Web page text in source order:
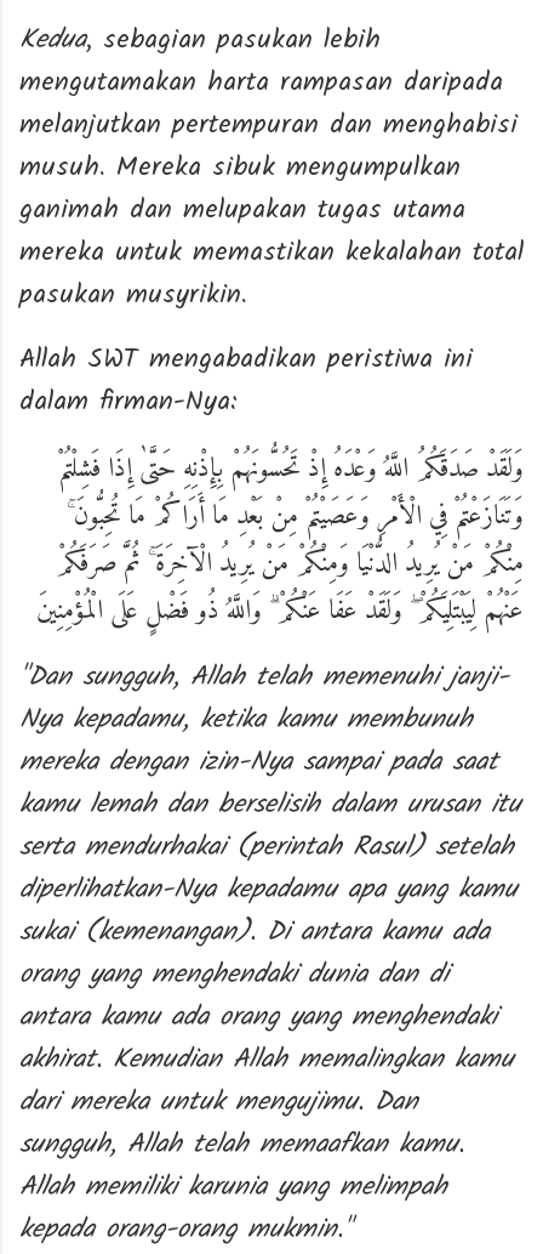
Kedua, sebagian pasukan lebih
mengutamakan harta rampasan daripada
melanjutkan pertempuran dan menghabisi
musuh. Mereka sibuk mengumpulkan
ganimah dan melupakan tugas utama
mereka untuk memastikan kekalahan total
pasukan musyrikin.
Allah SWT mengabadikan peristiwa ini
dalam firman-Nya:
وَلَقَدْ صَدَقَكُمُ اللَّهُ وَعْدَهُ إِذْ تَحُسُّونَهُمْ بِإِذْنِهِ حَتَّىٰ إِذَا فَشِلْتُمْ
وَتَنَازَعْتُمْ فِي الْأَمْرِ وَعَصَيْتُمْ مِنْ بَعْدِ مَا أَرَاكُمْ مَا تُحِبُّونَ ۚ
مِنْكُمْ مَنْ يُرِيدُ الدُّنْيَا وَمِنْكُمْ مَنْ يُرِيدُ الْآخِرَةَ ۚ ثُمَّ صَرَفَكُمْ
عَنْهُمْ لِيَبْتَلِيَكُمْ ۖ وَلَقَدْ عَفَا عَنْكُمْ ۗ وَاللَّهُ ذُو فَضْلٍ عَلَى الْمُؤْمِنِينَ
"Dan sungguh, Allah telah memenuhi janji-
Nya kepadamu, ketika kamu membunuh
mereka dengan izin-Nya sampai pada saat
kamu lemah dan berselisih dalam urusan itu
serta mendurhakai (perintah Rasul) setelah
diperlihatkan-Nya kepadamu apa yang kamu
sukai (kemenangan). Di antara kamu ada
orang yang menghendaki dunia dan di
antara kamu ada orang yang menghendaki
akhirat. Kemudian Allah memalingkan kamu
dari mereka untuk mengujimu. Dan
sungguh, Allah telah memaafkan kamu.
Allah memiliki karunia yang melimpah
kepada orang-orang mukmin."